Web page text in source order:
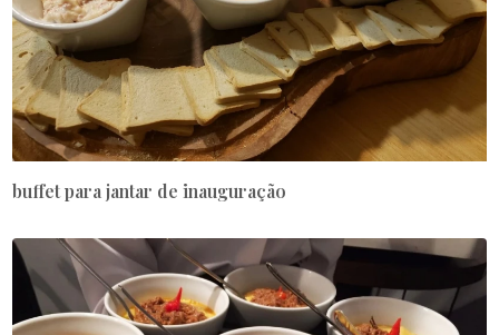
buffet para jantar de inauguração